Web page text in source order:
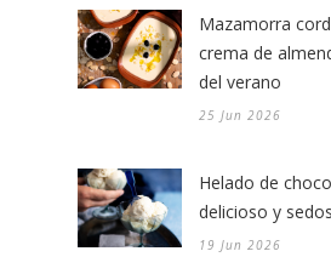
Mazamorra
crema de
del verano
25 Jun 2026
Helado de
delicioso y
19 Jun 2026